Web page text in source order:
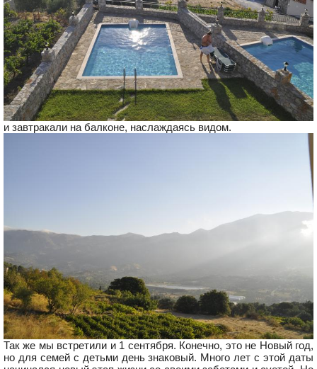
и завтракали на балконе, наслаждаясь видом.
Так же мы встретили и 1 сентября. Конечно, это не Новый год,
но для семей с детьми день знаковый. Много лет с этой даты